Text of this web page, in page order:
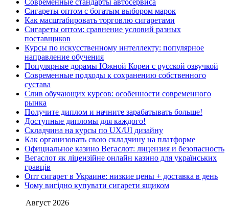
Сигареты оптом с богатым выбором марок
Как масштабировать торговлю сигаретами
Сигареты оптом: сравнение условий разных
поставщиков
Курсы по искусственному интеллекту: популярное
направление обучения
Популярные дорамы Южной Кореи с русской озвучкой
Современные подходы к сохранению собственного
сустава
Слив обучающих курсов: особенности современного
рынка
Получите диплом и начните зарабатывать больше!
Доступные дипломы для каждого!
Складчина на курсы по UX/UI дизайну
Как организовать свою складчину на платформе
Официальное казино Вегаслот: лицензия и безопасность
Вегаслот як ліцензійне онлайн казино для українських
гравців
Опт сигарет в Украине: низкие цены + доставка в день
Чому вигідно купувати сигарети ящиком
Август 2026